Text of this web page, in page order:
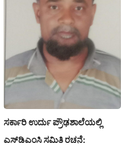
ಸರ್ಕಾರಿ ಉರ್ದು ಪ್ರೌಢಶಾಲೆಯಲ್ಲಿ
ಎಸ್‌ಡಿಎಂಸಿ ಸಮಿತಿ ರಚನೆ: